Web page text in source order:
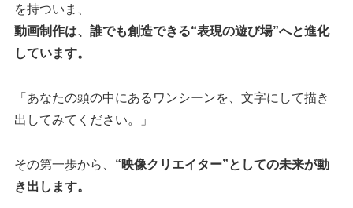
を持ついま、
動画制作は、誰でも創造できる“表現の遊び場”へと進化
しています。
「あなたの頭の中にあるワンシーンを、文字にして描き
出してみてください。」
その第一歩から、 “映像クリエイター”としての未来が動
き出します。